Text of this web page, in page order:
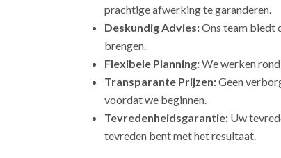
prachtige afwerking te garanderen.
Deskundig Advies:Ons team biedt
brengen.
Flexibele Planning:We werken
Transparante Prijzen:Geen
voordat we beginnen.
Tevredenheidsgarantie: Uw
tevreden bent met het resultaat.